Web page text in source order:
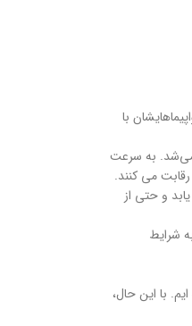
با
می‌شد. به سرعت
و حتی از
شرایط
با این حال،